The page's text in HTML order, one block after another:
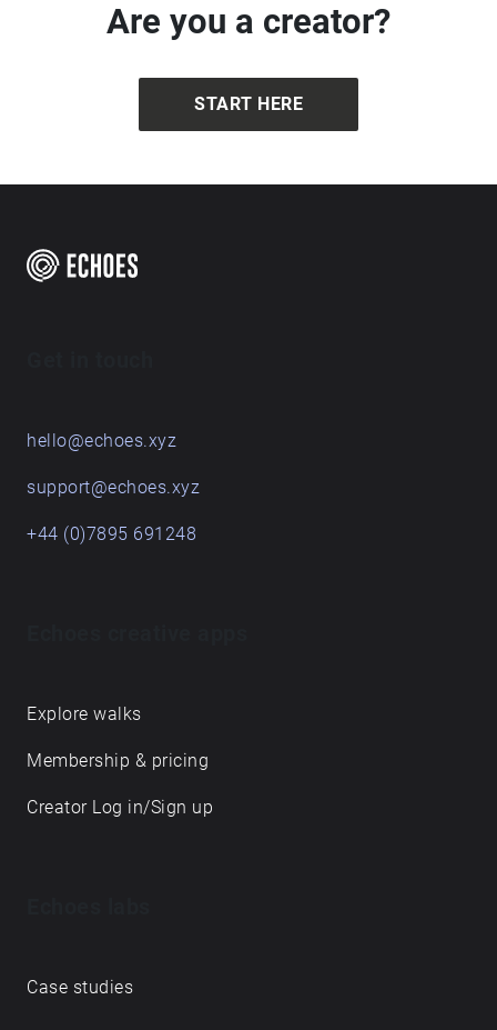
Are you a creator?
START HERE
hello@echoes.xyz
support@echoes.xyz
+44 (0)7895 691248
Explore walks
Membership & pricing
Creator Log in/Sign up
Case studies